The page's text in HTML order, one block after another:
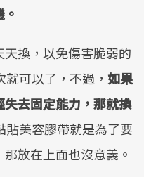
換，以免傷害脆弱的
可以了，不過， 如果
去固定能力，那就換
貼美容膠帶就是為了要
放在上面也沒意義。